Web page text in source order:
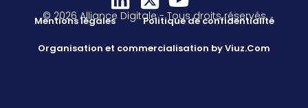
© 2026 Alliance Digitale - Tous droits réservés
Mentions légales Politique de confidentialité
Organisation et commercialisation by Viuz.Com